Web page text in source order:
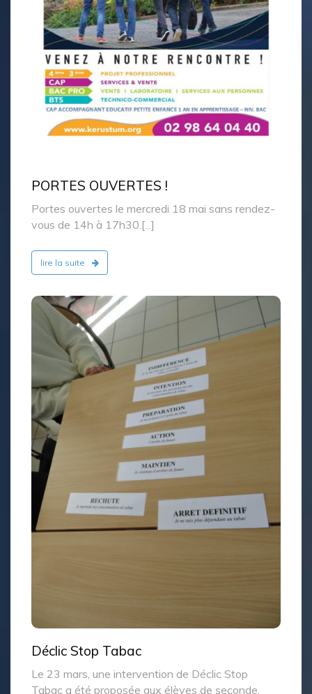
PORTES OUVERTES !
Portes ouvertes le mercredi 18 mai sans rendez-
vous de 14h à 17h30.[...]
lire la suite
Déclic Stop Tabac
Le 23 mars, une intervention de Déclic Stop
Tabac a été proposée aux élèves de seconde.